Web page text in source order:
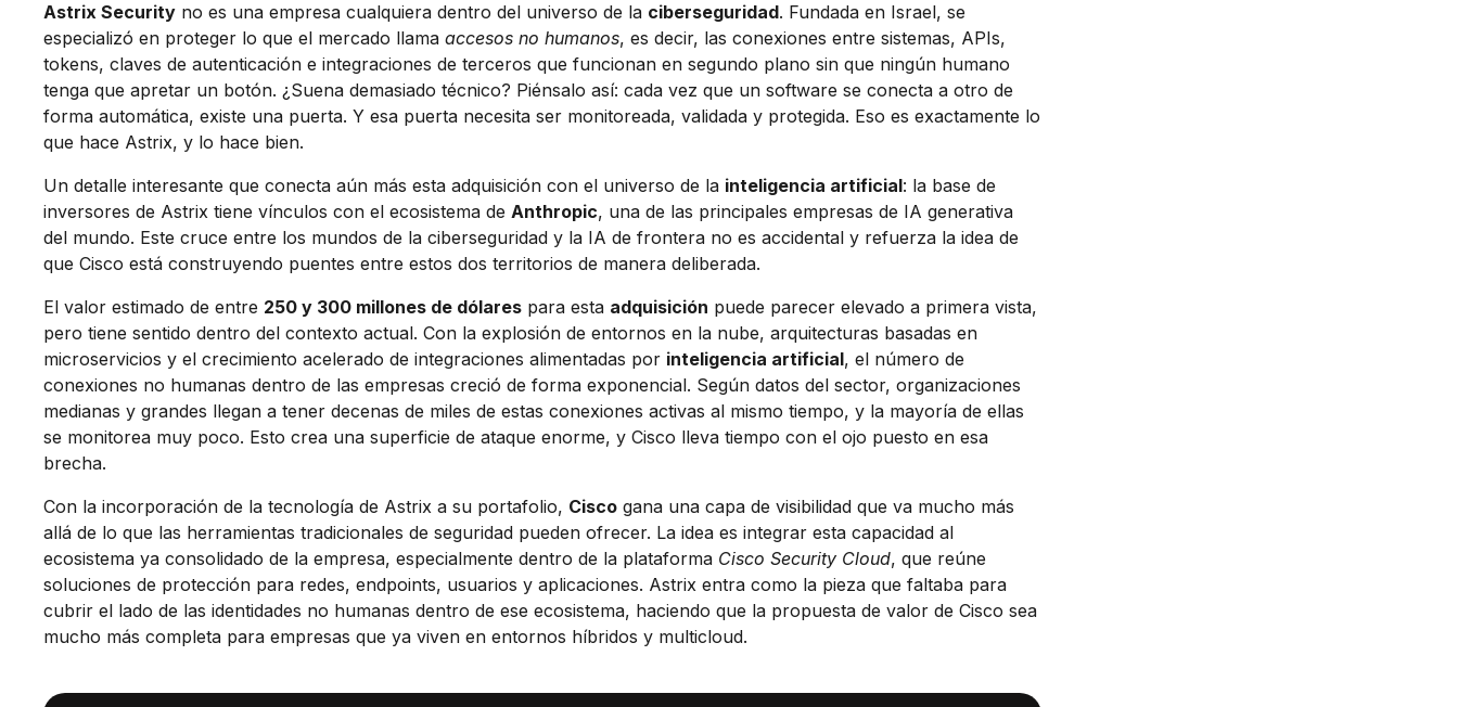
Astrix Security no es una empresa cualquiera dentro del universo de la ciberseguridad. Fundada en Israel, se
especializó en proteger lo que el mercado llama accesos no humanos, es decir, las conexiones entre sistemas, APIs,
tokens, claves de autenticación e integraciones de terceros que funcionan en segundo plano sin que ningún humano
tenga que apretar un botón. ¿Suena demasiado técnico? Piénsalo así: cada vez que un software se conecta a otro de
forma automática, existe una puerta. Y esa puerta necesita ser monitoreada, validada y protegida. Eso es exactamente lo
que hace Astrix, y lo hace bien.
Un detalle interesante que conecta aún más esta adquisición con el universo de la inteligencia artificial: la base de
inversores de Astrix tiene vínculos con el ecosistema de Anthropic, una de las principales empresas de IA generativa
del mundo. Este cruce entre los mundos de la ciberseguridad y la IA de frontera no es accidental y refuerza la idea de
que Cisco está construyendo puentes entre estos dos territorios de manera deliberada.
El valor estimado de entre 250 y 300 millones de dólares para esta adquisición puede parecer elevado a primera vista,
pero tiene sentido dentro del contexto actual. Con la explosión de entornos en la nube, arquitecturas basadas en
microservicios y el crecimiento acelerado de integraciones alimentadas por inteligencia artificial, el número de
conexiones no humanas dentro de las empresas creció de forma exponencial. Según datos del sector, organizaciones
medianas y grandes llegan a tener decenas de miles de estas conexiones activas al mismo tiempo, y la mayoría de ellas
se monitorea muy poco. Esto crea una superficie de ataque enorme, y Cisco lleva tiempo con el ojo puesto en esa
brecha.
Con la incorporación de la tecnología de Astrix a su portafolio, Cisco gana una capa de visibilidad que va mucho más
allá de lo que las herramientas tradicionales de seguridad pueden ofrecer. La idea es integrar esta capacidad al
ecosistema ya consolidado de la empresa, especialmente dentro de la plataforma Cisco Security Cloud, que reúne
soluciones de protección para redes, endpoints, usuarios y aplicaciones. Astrix entra como la pieza que faltaba para
cubrir el lado de las identidades no humanas dentro de ese ecosistema, haciendo que la propuesta de valor de Cisco sea
mucho más completa para empresas que ya viven en entornos híbridos y multicloud.